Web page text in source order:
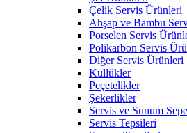
Çelik Servis Ürünleri
Ahşap ve Bambu
Porselen Servis
Polikarbon Servis
Diğer Servis Ürünleri
Küllükler
Peçetelikler
Şekerlikler
Servis ve Sunum
Servis Tepsileri